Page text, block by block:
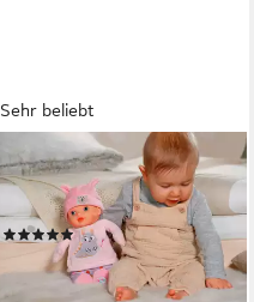
Sehr beliebt
BABY BORN
Babypuppe for babies,
Sweetie, 30 cm
(24)
ab 10,49 € UVP14,99 €